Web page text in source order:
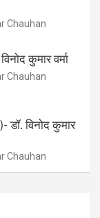
Chauhan
कुमार वर्मा
Chauhan
डॉ. विनोद कुमार
Chauhan